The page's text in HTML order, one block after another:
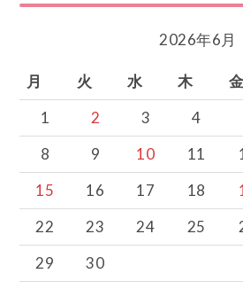
2026年6月
月 火 水 木 金
1
2 3 4
8
9 10 11
15
16 17 18
22
23 24 25
29
30